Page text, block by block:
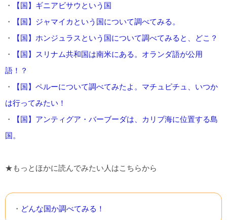
・
【国】ギニアビサウという国
・
【国】ジャマイカという国について調べてみる。
・
【国】ホンジュラスという国について調べてみると、どこ？
・
【国】スリナム共和国は南米にある。オランダ語が公用
語！？
・
【国】ペルーについて調べてみたよ。マチュピチュ、いつか
は行ってみたい！
・
【国】アンティグア・バーブーダは、カリブ海に位置する島
国。
★もっとほかに読んでみたい人はこちらから
・ どんな国か調べてみる！